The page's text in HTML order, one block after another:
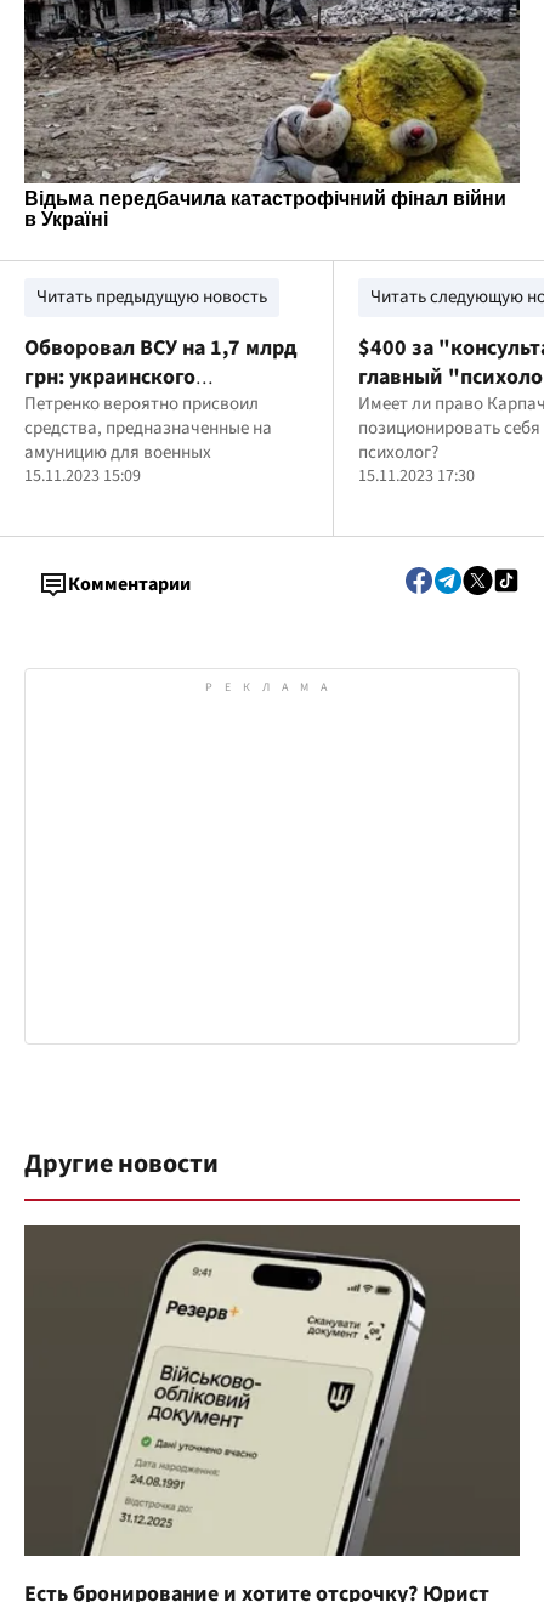
Читать предыдущую новость
Обворовал ВСУ на 1,7 млрд
грн: украинского
бизнесмена Петренко
задержали в Греции
Петренко вероятно присвоил
средства, предназначенные на
амуницию для военных
15.11.2023 15:09
Читать следующую
$400 за
главный
СТБ Карпачев не
профильного
Имеет ли право
позиционировать себя
психолог?
15.11.2023 17:30
Комментарии
Другие новости
Есть бронирование и хотите отсрочку? Юрист